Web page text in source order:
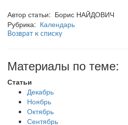
Автор статьи: Борис НАЙДОВИЧ
Рубрика: Календарь
Возврат к списку
Материалы по теме:
Статьи
Декабрь
Ноябрь
Октябрь
Сентябрь